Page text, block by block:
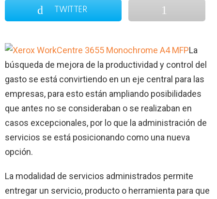
TWITTER
La
búsqueda de mejora de la productividad y control del
gasto se está convirtiendo en un eje central para las
empresas, para esto están ampliando posibilidades
que antes no se consideraban o se realizaban en
casos excepcionales, por lo que la administración de
servicios se está posicionando como una nueva
opción.
La modalidad de servicios administrados permite
entregar un servicio, producto o herramienta para que